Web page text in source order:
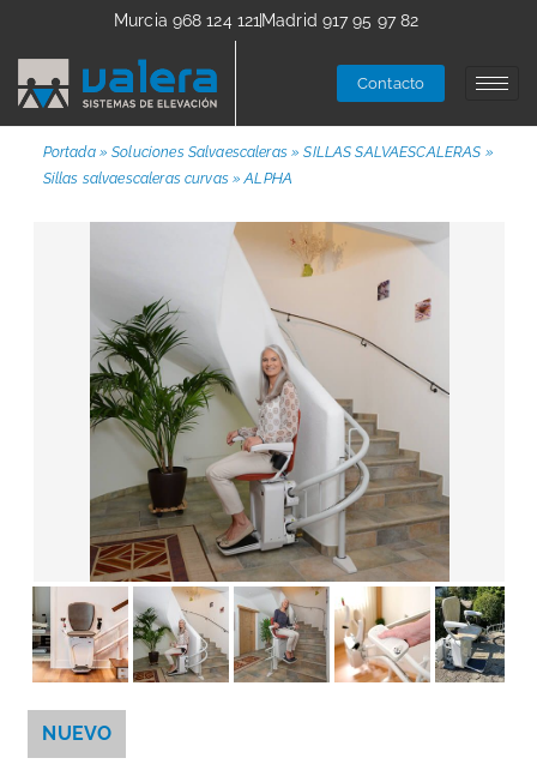
Murcia 968 124 121 Madrid 917 95 97 82
Contacto
Portada»Soluciones Salvaescaleras»SILLAS SALVAESCALERAS »
Sillas salvaescaleras curvas»ALPHA
NUEVO